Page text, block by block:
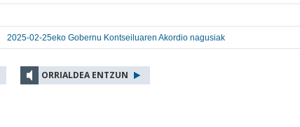
2025-02-25eko Gobernu Kontseiluaren Akordio nagusiak
ORRIALDEA ENTZUN